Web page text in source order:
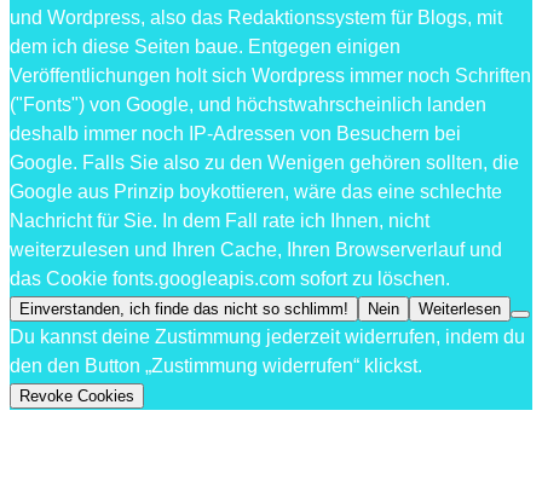
und Wordpress, also das Redaktionssystem für Blogs, mit
dem ich diese Seiten baue. Entgegen einigen
Veröffentlichungen holt sich Wordpress immer noch Schriften
("Fonts") von Google, und höchstwahrscheinlich landen
deshalb immer noch IP-Adressen von Besuchern bei
Google. Falls Sie also zu den Wenigen gehören sollten, die
Google aus Prinzip boykottieren, wäre das eine schlechte
Nachricht für Sie. In dem Fall rate ich Ihnen, nicht
weiterzulesen und Ihren Cache, Ihren Browserverlauf und
das Cookie fonts.googleapis.com sofort zu löschen.
Einverstanden, ich finde das nicht so schlimm! Nein Weiterlesen
Du kannst deine Zustimmung jederzeit widerrufen, indem du
den den Button „Zustimmung widerrufen“ klickst.
Revoke Cookies